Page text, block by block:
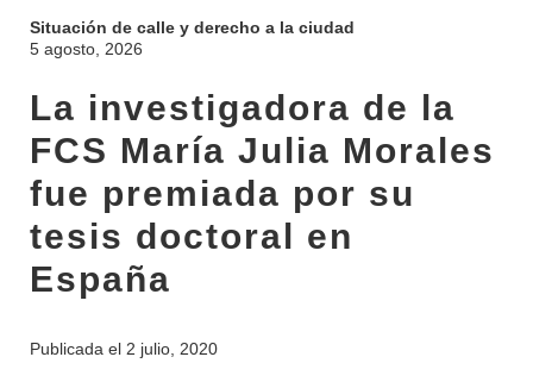
Situación de calle y derecho a la ciudad
5 agosto, 2026
La investigadora de la
FCS María Julia Morales
fue premiada por su
tesis doctoral en
España
Publicada el 2 julio, 2020